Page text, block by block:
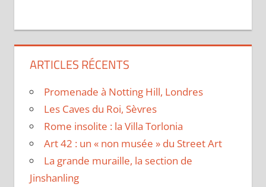
ARTICLES RÉCENTS
Promenade à Notting Hill, Londres
Les Caves du Roi, Sèvres
Rome insolite : la Villa Torlonia
Art 42 : un « non musée » du Street Art
La grande muraille, la section de
Jinshanling